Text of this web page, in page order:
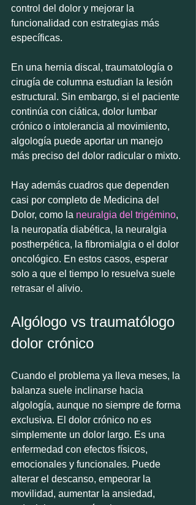
control del dolor y mejorar la
funcionalidad con estrategias más
específicas.
En una hernia discal, traumatología o
cirugía de columna estudian la lesión
estructural. Sin embargo, si el paciente
continúa con ciática, dolor lumbar
crónico o intolerancia al movimiento,
algología puede aportar un manejo
más preciso del dolor radicular o mixto.
Hay además cuadros que dependen
casi por completo de Medicina del
Dolor, como la neuralgia del trigémino,
la neuropatía diabética, la neuralgia
postherpética, la fibromialgia o el dolor
oncológico. En estos casos, esperar
solo a que el tiempo lo resuelva suele
retrasar el alivio.
Algólogo vs traumatólogo
dolor crónico
Cuando el problema ya lleva meses, la
balanza suele inclinarse hacia
algología, aunque no siempre de forma
exclusiva. El dolor crónico no es
simplemente un dolor largo. Es una
enfermedad con efectos físicos,
emocionales y funcionales. Puede
alterar el descanso, empeorar la
movilidad, aumentar la ansiedad,